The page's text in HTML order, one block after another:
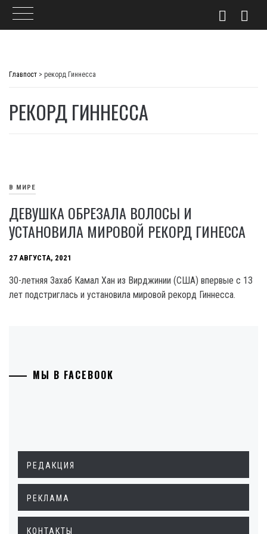
Главпост > рекорд Гиннесса
РЕКОРД ГИННЕССА
В МИРЕ
ДЕВУШКА ОБРЕЗАЛА ВОЛОСЫ И
УСТАНОВИЛА МИРОВОЙ РЕКОРД ГИНЕССА
27 АВГУСТА, 2021
30-летняя Захаб Камал Хан из Вирджинии (США) впервые с 13
лет подстриглась и установила мировой рекорд Гиннесса.
МЫ В FACEBOOK
РЕДАКЦИЯ
РЕКЛАМА
КОНТАКТЫ